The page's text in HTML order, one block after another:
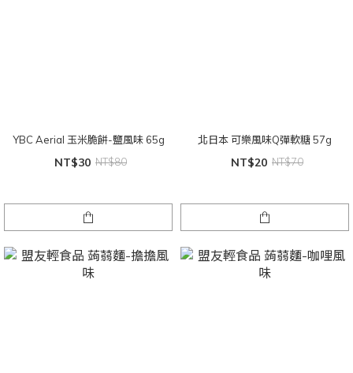
YBC Aerial 玉米脆餅-鹽風味 65g
NT$30 NT$80
北日本 可樂風味Q彈軟糖 57g
NT$20 NT$70